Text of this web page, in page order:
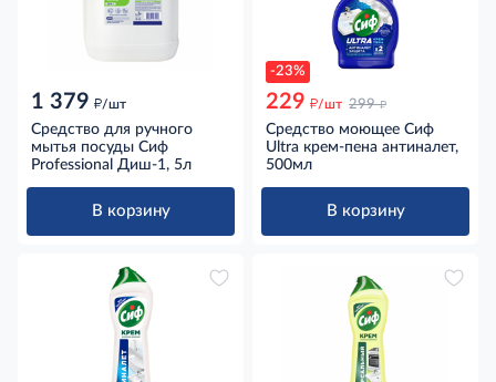
1 379 д/шт
Средство для ручного
мытья посуды Сиф
Professional Диш-1, 5л
В корзину
-23%
229 д/шт 299 д
Средство моющее Сиф
Ultra крем-пена антиналет,
500мл
В корзину